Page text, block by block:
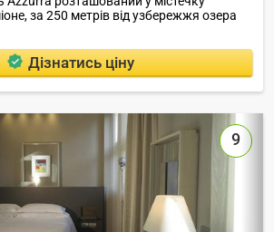
за 250 метрів від узбережжя озера
Дізнатись ціну
9